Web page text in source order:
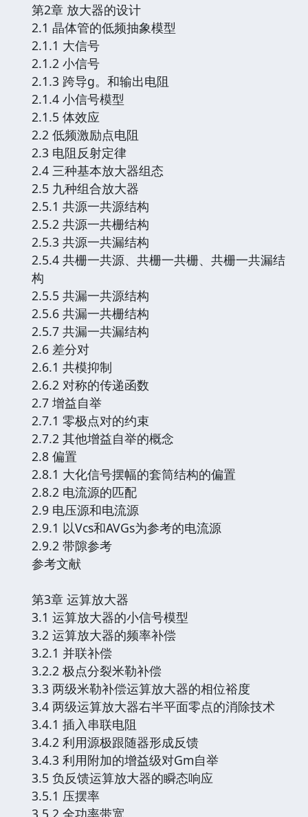
第2章 放大器的设计
2.1 晶体管的低频抽象模型
2.1.1 大信号
2.1.2 小信号
2.1.3 跨导g。和输出电阻
2.1.4 小信号模型
2.1.5 体效应
2.2 低频激励点电阻
2.3 电阻反射定律
2.4 三种基本放大器组态
2.5 九种组合放大器
2.5.1 共源一共源结构
2.5.2 共源一共栅结构
2.5.3 共源一共漏结构
2.5.4 共栅一共源、共栅一共栅、共栅一共漏结
构
2.5.5 共漏一共源结构
2.5.6 共漏一共栅结构
2.5.7 共漏一共漏结构
2.6 差分对
2.6.1 共模抑制
2.6.2 对称的传递函数
2.7 增益自举
2.7.1 零极点对的约束
2.7.2 其他增益自举的概念
2.8 偏置
2.8.1 大化信号摆幅的套筒结构的偏置
2.8.2 电流源的匹配
2.9 电压源和电流源
2.9.1 以Vcs和AVGs为参考的电流源
2.9.2 带隙参考
参考文献
第3章 运算放大器
3.1 运算放大器的小信号模型
3.2 运算放大器的频率补偿
3.2.1 并联补偿
3.2.2 极点分裂米勒补偿
3.3 两级米勒补偿运算放大器的相位裕度
3.4 两级运算放大器右半平面零点的消除技术
3.4.1 插入串联电阻
3.4.2 利用源极跟随器形成反馈
3.4.3 利用附加的增益级对Gm自举
3.5 负反馈运算放大器的瞬态响应
3.5.1 压摆率
3.5.2 全功率带宽